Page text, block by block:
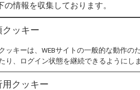
の空港を出発
の情報を収集しております。
クッキー
ッキーは、WEBサイトの一般的な動作
り、ログイン状態を継続できるようにしま
用クッキー